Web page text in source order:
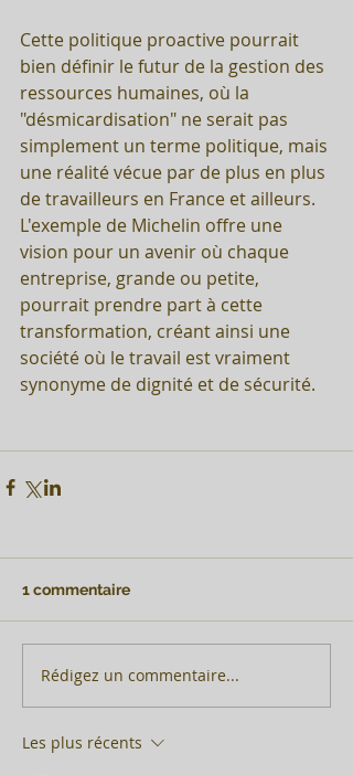
Cette politique proactive pourrait
bien définir le futur de la gestion des
ressources humaines, où la
"désmicardisation" ne serait pas
simplement un terme politique, mais
une réalité vécue par de plus en plus
de travailleurs en France et ailleurs.
L'exemple de Michelin offre une
vision pour un avenir où chaque
entreprise, grande ou petite,
pourrait prendre part à cette
transformation, créant ainsi une
société où le travail est vraiment
synonyme de dignité et de sécurité.
1 commentaire
Rédigez un commentaire...
Les plus récents